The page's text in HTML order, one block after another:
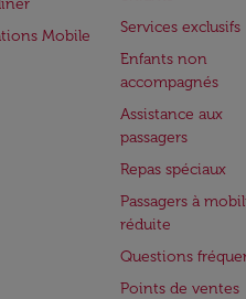
Mobile
Services exclusifs
Enfants non
accompagnés
Assistance aux
passagers
Repas spéciaux
Passagers à
réduite
Questions
Points de ventes